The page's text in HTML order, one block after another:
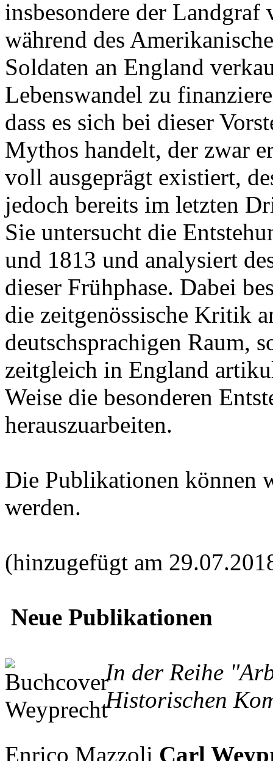
insbesondere der Landgraf
während des
Soldaten an England
Lebenswandel zu
dass es sich bei dieser
Mythos handelt, der zwar
voll ausgeprägt existiert,
jedoch bereits im letzten
Sie untersucht die
und 1813 und analysiert
dieser Frühphase. Dabei
die zeitgenössische Kritik
deutschsprachigen Raum,
zeitgleich in England
Weise die besonderen
herauszuarbeiten.
Die Publikationen können
werden.
(hinzugefügt am
Neue Publikationen
In der Reihe
Historischen
Enrico Mazzoli Carl